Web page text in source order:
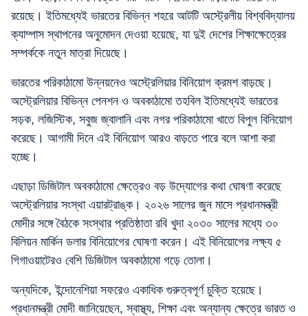
রয়েছে। ইতিমধ্যেই ভারতের বিভিন্ন শহরে আটটি অস্ট্রেলীয় বিশ্ববিদ্যালয়
ক্যাম্পাস স্থাপনের অনুমোদন দেওয়া হয়েছে, যা দুই দেশের শিক্ষাক্ষেত্রের
সম্পর্ককে নতুন মাত্রা দিয়েছে।
ভারতের পরিকাঠামো উন্নয়নেও অস্ট্রেলিয়ার বিনিয়োগ ক্রমশ বাড়ছে।
অস্ট্রেলিয়ার বিভিন্ন পেনশন ও অবকাঠামো তহবিল ইতিমধ্যেই ভারতের
সড়ক, লজিস্টিক, সবুজ জ্বালানি এবং নগর পরিকাঠামো খাতে বিপুল বিনিয়োগ
করেছে। আগামী দিনে এই বিনিয়োগ আরও বাড়তে পারে বলে আশা করা
হচ্ছে।
এছাড়া ডিজিটাল অবকাঠামো ক্ষেত্রেও বড় উদ্যোগের কথা ঘোষণা করেছে
অস্ট্রেলিয়ার সংস্থা এয়ারট্রাঙ্ক। ২০২৬ সালের জুন মাসে প্রধানমন্ত্রী
মোদীর সঙ্গে বৈঠকে সংস্থার প্রতিষ্ঠাতা রবি খুদা ২০৩০ সালের মধ্যে ৩০
বিলিয়ন মার্কিন ডলার বিনিয়োগের ঘোষণা করেন। এই বিনিয়োগের লক্ষ্য ৫
গিগাওয়াটেরও বেশি ডিজিটাল অবকাঠামো গড়ে তোলা।
অন্যদিকে, ইন্দোনেশিয়া সফরেও একাধিক গুরুত্বপূর্ণ চুক্তি হয়েছে।
প্রধানমন্ত্রী মোদী জানিয়েছেন, স্বাস্থ্য, শিক্ষা এবং অন্যান্য ক্ষেত্রে ভারত ও